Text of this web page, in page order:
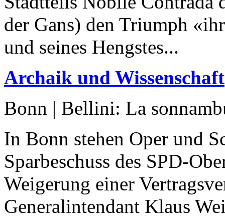
der Gans) den Triumph
und seines Hengstes...
Archaik und Wissenschaft
Bonn | Bellini: La
In Bonn stehen Oper und
Sparbeschuss des SPD-
Weigerung einer
Generalintendant Klaus